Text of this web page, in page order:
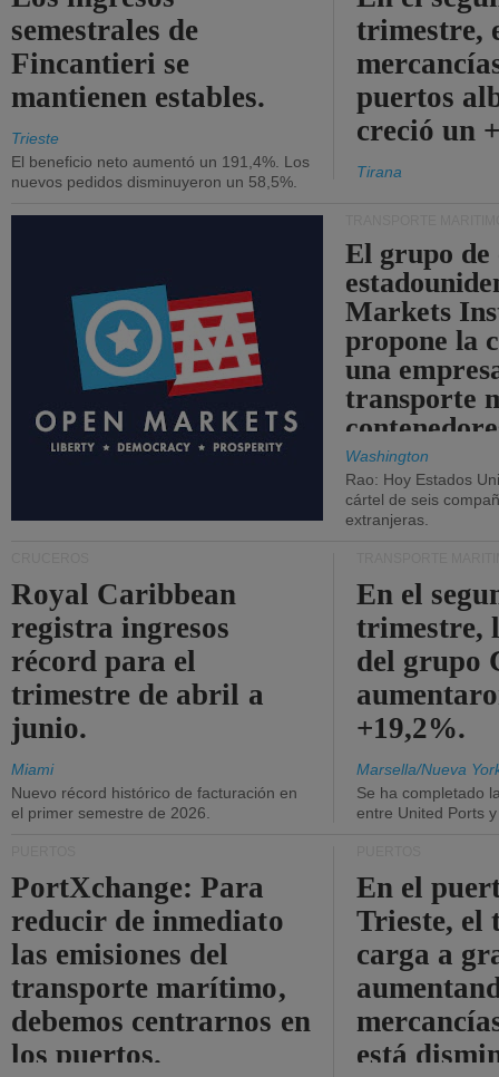
semestrales de
Fincantieri se
mantienen estables.
Trieste
El beneficio neto aumentó un 191,4%. Los
nuevos pedidos disminuyeron un 58,5%.
trimestre,
puertos
creció un
Tirana
El grupo de
Markets
propone la
una
transporte
Washington
Rao: Hoy Estados
cártel de seis
extranjeras.
Royal Caribbean
registra ingresos
récord para el
trimestre de abril a
junio.
Miami
Nuevo récord histórico de facturación en
el primer semestre de 2026.
En el
trimestre,
del grupo
+19,2%.
Marsella/Nueva
Se ha completado
entre United Ports
PortXchange: Para
reducir de inmediato
las emisiones del
transporte marítimo,
debemos centrarnos en
los puertos.
En el
Trieste, el
carga a
está